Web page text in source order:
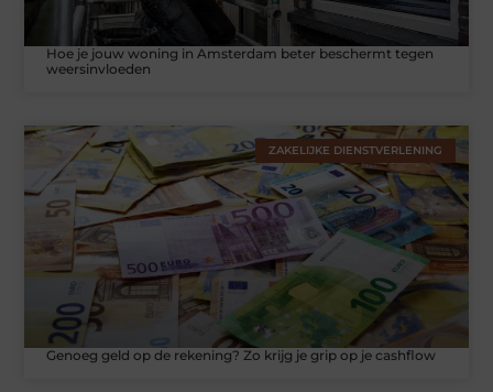
Hoe je jouw woning in Amsterdam beter beschermt tegen
weersinvloeden
ZAKELIJKE DIENSTVERLENING
Genoeg geld op de rekening? Zo krijg je grip op je cashflow